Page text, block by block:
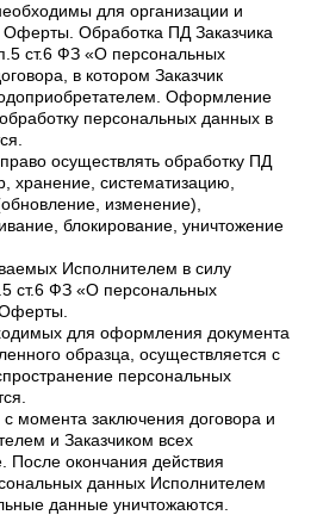
для организации и
Оферты. Обработка ПД Заказчика
ст.6 ФЗ «О персональных
в котором Заказчик
Оформление
персональных данных в
осуществлять обработку ПД
хранение, систематизацию,
изменение),
блокирование, уничтожение
Исполнителем в силу
ст.6 ФЗ «О персональных
для оформления документа
образца, осуществляется с
персональных
момента заключения договора и
и Заказчиком всех
После окончания действия
данных Исполнителем
данные уничтожаются.